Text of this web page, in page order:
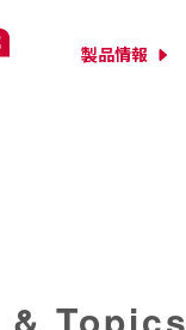
製品情報